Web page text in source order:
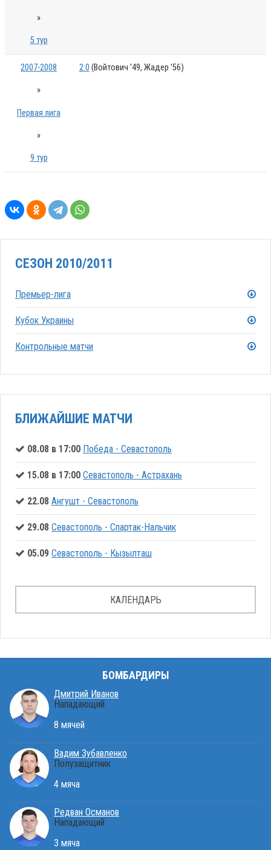
»
5 тур
2007-2008
»
Первая лига
»
9 тур
2:0 (Войтович '49, Жадер '56)
СЕЗОН 2010/2011
Премьер-лига
Кубок Украины
Контрольные матчи
БЛИЖАЙШИЕ МАТЧИ
08.08 в 17:00 Победа - Севастополь
15.08 в 17:00 Севастополь - Астрахань
22.08 Ангушт - Севастополь
29.08 Севастополь - Спартак-Нальчик
05.09 Севастополь - Кызылташ
КАЛЕНДАРЬ
БОМБАРДИРЫ
Дмитрий Иванов
Нападающий
8 мячей
Вадим Зубавленко
Полузащитник
4 мяча
Редван Османов
Нападающий
3 мяча